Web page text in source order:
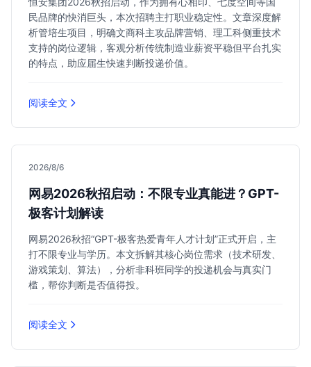
民品牌的快消巨头，本次招聘主打职业稳定性。文章深度解
析管培生项目，明确文商科主攻品牌营销、理工科侧重技术
支持的岗位逻辑，客观分析传统制造业薪资平稳但平台扎实
的特点，助应届生快速判断投递价值。
阅读全文
2026/8/6
网易2026秋招启动：不限专业真能进？GPT-
极客计划解读
网易2026秋招“GPT-极客热爱青年人才计划”正式开启，主
打不限专业与学历。本文拆解其核心岗位需求（技术研发、
游戏策划、算法），分析非科班同学的投递机会与真实门
槛，帮你判断是否值得投。
阅读全文